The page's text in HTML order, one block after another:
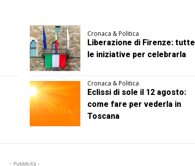
Cronaca & Politica
Liberazione di Firenze: tutte
le iniziative per celebrarla
Cronaca & Politica
Eclissi di sole il 12 agosto:
come fare per vederla in
Toscana
- Pubblicità -